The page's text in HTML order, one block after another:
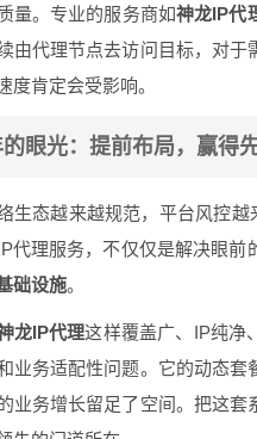
量。专业的服务商如神龙IP代
由代理节点去访问目标，对
度肯定会受影响。
眼光：提前布局，赢得
生态越来越规范，平台风控
代理服务，不仅仅是解决眼
础设施。
龙IP代理这样覆盖广、IP纯净
业务适配性问题。它的动态
业务增长留足了空间。把这